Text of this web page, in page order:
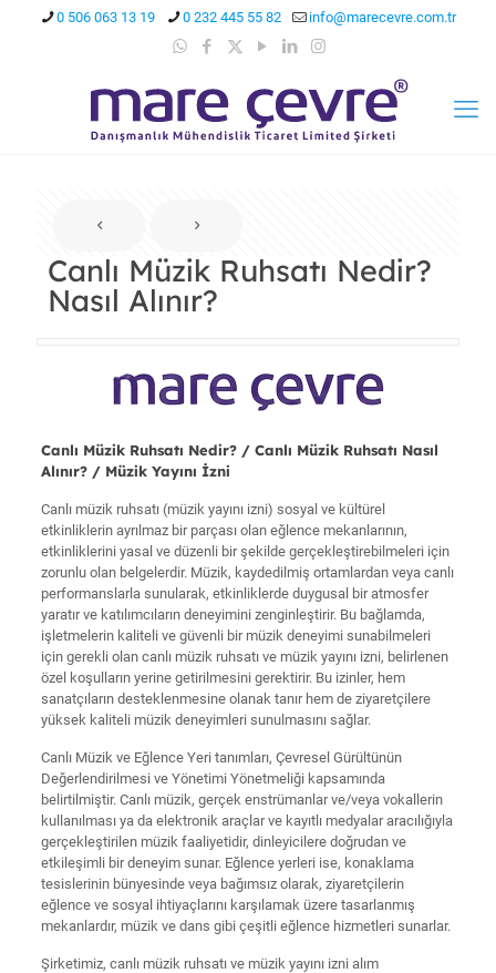
0 506 063 13 19 0 232 445 55 82 info@marecevre.com.tr
Canlı Müzik Ruhsatı Nedir?
Nasıl Alınır?
Canlı Müzik Ruhsatı Nedir? / Canlı Müzik Ruhsatı Nasıl
Alınır? / Müzik Yayını İzni
Canlı müzik ruhsatı (müzik yayını izni) sosyal ve kültürel
etkinliklerin ayrılmaz bir parçası olan eğlence mekanlarının,
etkinliklerini yasal ve düzenli bir şekilde gerçekleştirebilmeleri için
zorunlu olan belgelerdir. Müzik, kaydedilmiş ortamlardan veya canlı
performanslarla sunularak, etkinliklerde duygusal bir atmosfer
yaratır ve katılımcıların deneyimini zenginleştirir. Bu bağlamda,
işletmelerin kaliteli ve güvenli bir müzik deneyimi sunabilmeleri
için gerekli olan canlı müzik ruhsatı ve müzik yayını izni, belirlenen
özel koşulların yerine getirilmesini gerektirir. Bu izinler, hem
sanatçıların desteklenmesine olanak tanır hem de ziyaretçilere
yüksek kaliteli müzik deneyimleri sunulmasını sağlar.
Canlı Müzik ve Eğlence Yeri tanımları, Çevresel Gürültünün
Değerlendirilmesi ve Yönetimi Yönetmeliği kapsamında
belirtilmiştir. Canlı müzik, gerçek enstrümanlar ve/veya vokallerin
kullanılması ya da elektronik araçlar ve kayıtlı medyalar aracılığıyla
gerçekleştirilen müzik faaliyetidir, dinleyicilere doğrudan ve
etkileşimli bir deneyim sunar. Eğlence yerleri ise, konaklama
tesislerinin bünyesinde veya bağımsız olarak, ziyaretçilerin
eğlence ve sosyal ihtiyaçlarını karşılamak üzere tasarlanmış
mekanlardır, müzik ve dans gibi çeşitli eğlence hizmetleri sunarlar.
Şirketimiz, canlı müzik ruhsatı ve müzik yayını izni alım